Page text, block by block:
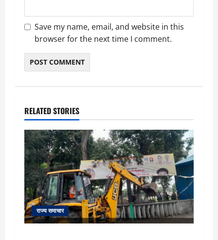
Save my name, email, and website in this
browser for the next time I comment.
RELATED STORIES
राज्य समाचार